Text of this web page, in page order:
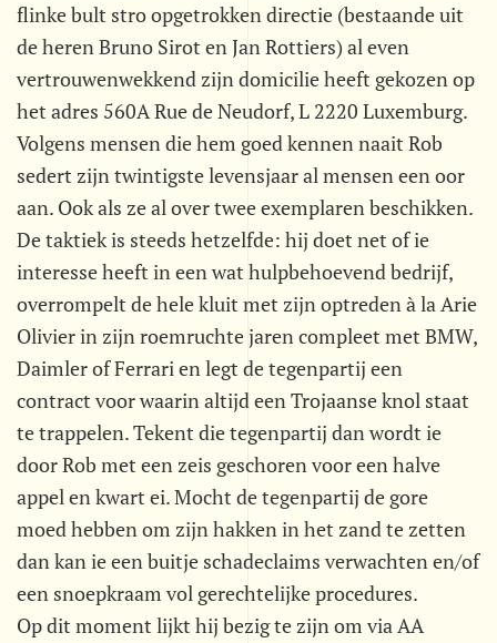
flinke bult stro opgetrokken directie (bestaande uit
de heren Bruno Sirot en Jan Rottiers) al even
vertrouwenwekkend zijn domicilie heeft gekozen op
het adres 560A Rue de Neudorf, L 2220 Luxemburg.
Volgens mensen die hem goed kennen naait Rob
sedert zijn twintigste levensjaar al mensen een oor
aan. Ook als ze al over twee exemplaren beschikken.
De taktiek is steeds hetzelfde: hij doet net of ie
interesse heeft in een wat hulpbehoevend bedrijf,
overrompelt de hele kluit met zijn optreden à la Arie
Olivier in zijn roemruchte jaren compleet met BMW,
Daimler of Ferrari en legt de tegenpartij een
contract voor waarin altijd een Trojaanse knol staat
te trappelen. Tekent die tegenpartij dan wordt ie
door Rob met een zeis geschoren voor een halve
appel en kwart ei. Mocht de tegenpartij de gore
moed hebben om zijn hakken in het zand te zetten
dan kan ie een buitje schadeclaims verwachten en/of
een snoepkraam vol gerechtelijke procedures.
Op dit moment lijkt hij bezig te zijn om via AA